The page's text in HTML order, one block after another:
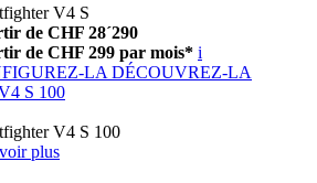
V4 S
de CHF 28´290
de CHF 299 par mois* i
LA DÉCOUVREZ-LA
S 100
V4 S 100
plus